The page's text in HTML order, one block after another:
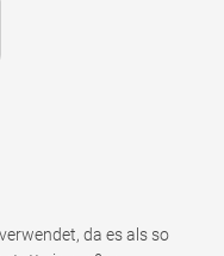
da es als so